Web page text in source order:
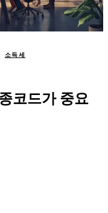
소득세
코드가 중요